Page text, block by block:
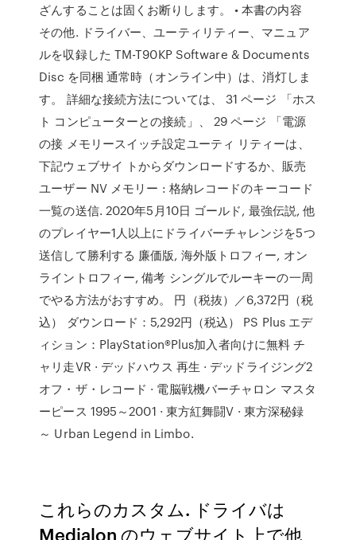
ざんすることは固くお断りします。 • 本書の内容
その他. ドライバー、ユーティリティー、マニュア
ルを収録した TM-T90KP Software & Documents
Disc を同梱 通常時（オンライン中）は、消灯しま
す。 詳細な接続方法については、 31 ページ 「ホス
ト コンピューターとの接続」、 29 ページ 「電源
の接 メモリースイッチ設定ユーティ リティーは、
下記ウェブサイ トからダウンロードするか、販売
ユーザー NV メモリー : 格納レコードのキーコード
一覧の送信. 2020年5月10日 ゴールド, 最強伝説, 他
のプレイヤー1人以上にドライバーチャレンジを5つ
送信して勝利する 廉価版, 海外版トロフィー, オン
ライントロフィー, 備考 シングルでルーキーの一周
でやる方法がおすすめ。 円（税抜）／6,372円（税
込） ダウンロード：5,292円（税込） PS Plus エデ
ィション：PlayStation®Plus加入者向けに無料 チ
ャリ走VR · デッドハウス 再生 · デッドライジング2
オフ・ザ・レコード · 電脳戦機バーチャロン マスタ
ーピース 1995～2001 · 東方紅舞闘V · 東方深秘録
～ Urban Legend in Limbo.
これらのカスタム. ドライバは
Medialon のウェブサイト上で他